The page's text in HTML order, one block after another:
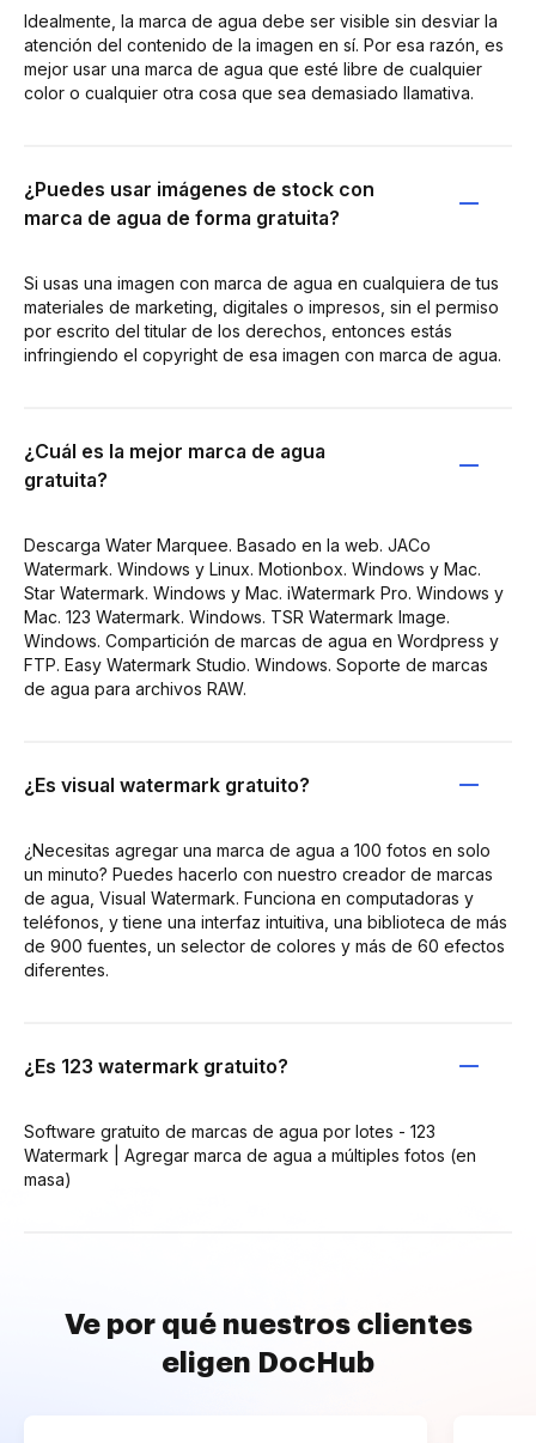
Idealmente, la marca de agua debe ser visible sin desviar la
atención del contenido de la imagen en sí. Por esa razón, es
mejor usar una marca de agua que esté libre de cualquier
color o cualquier otra cosa que sea demasiado llamativa.
¿Puedes usar imágenes de stock con
marca de agua de forma gratuita?
Si usas una imagen con marca de agua en cualquiera de tus
materiales de marketing, digitales o impresos, sin el permiso
por escrito del titular de los derechos, entonces estás
infringiendo el copyright de esa imagen con marca de agua.
¿Cuál es la mejor marca de agua
gratuita?
Descarga Water Marquee. Basado en la web. JACo
Watermark. Windows y Linux. Motionbox. Windows y Mac.
Star Watermark. Windows y Mac. iWatermark Pro. Windows y
Mac. 123 Watermark. Windows. TSR Watermark Image.
Windows. Compartición de marcas de agua en Wordpress y
FTP. Easy Watermark Studio. Windows. Soporte de marcas
de agua para archivos RAW.
¿Es visual watermark gratuito?
¿Necesitas agregar una marca de agua a 100 fotos en solo
un minuto? Puedes hacerlo con nuestro creador de marcas
de agua, Visual Watermark. Funciona en computadoras y
teléfonos, y tiene una interfaz intuitiva, una biblioteca de más
de 900 fuentes, un selector de colores y más de 60 efectos
diferentes.
¿Es 123 watermark gratuito?
Software gratuito de marcas de agua por lotes - 123
Watermark | Agregar marca de agua a múltiples fotos (en
masa)
Ve por qué nuestros clientes
eligen DocHub